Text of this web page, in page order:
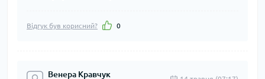
Відгук був корисний? 0
Венера Кравчук